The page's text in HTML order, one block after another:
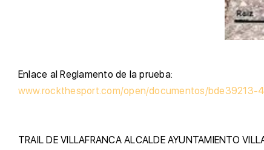
Enlace al Reglamento de la prueba:
www.rockthesport.com/open/documentos/
TRAIL DE VILLAFRANCA ALCALDE AYUNTAMIENTO